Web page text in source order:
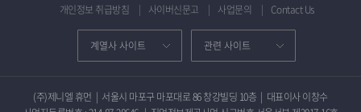
개인정보 취급방침 사이버신문고 사업문의 Contact Us
(주)제니엘 휴먼 | 서울시 마포구 마포대로 86 창강빌딩 10층 | 대표이사 이창수